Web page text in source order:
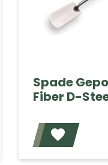
Spade
Fiber D-